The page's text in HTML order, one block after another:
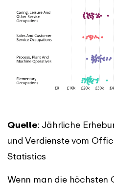
Quelle: Jährliche
und Verdienste vom
Statistics
Wenn man die höchsten